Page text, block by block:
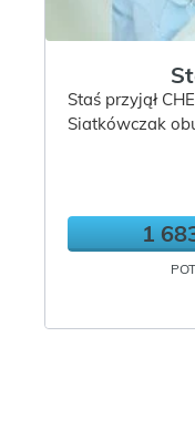
Staś przyjął
Siatkówczak
1